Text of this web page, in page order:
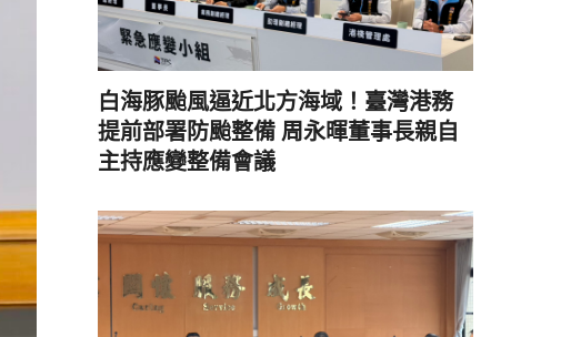
白海豚颱風逼近北方海域！臺灣港務
提前部署防颱整備 周永暉董事長親自
主持應變整備會議